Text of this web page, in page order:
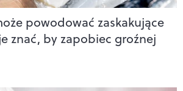
powodować zaskakujące
znać, by zapobiec groźnej